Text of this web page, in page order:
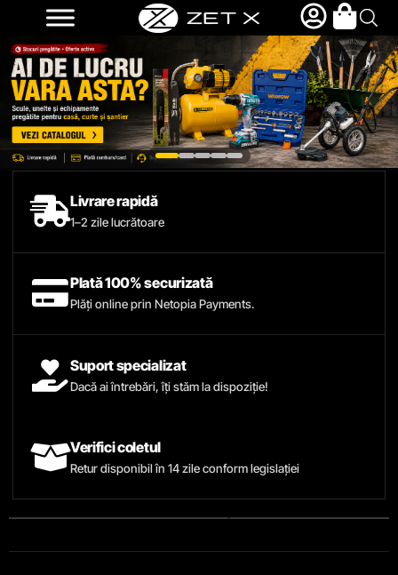
Livrare rapidă
1–2 zile lucrătoare
Plată 100% securizată
Plăți online prin Netopia Payments.
Suport specializat
Dacă ai întrebări, îți stăm la dispoziție!
Verifici coletul
Retur disponibil în 14 zile conform legislației